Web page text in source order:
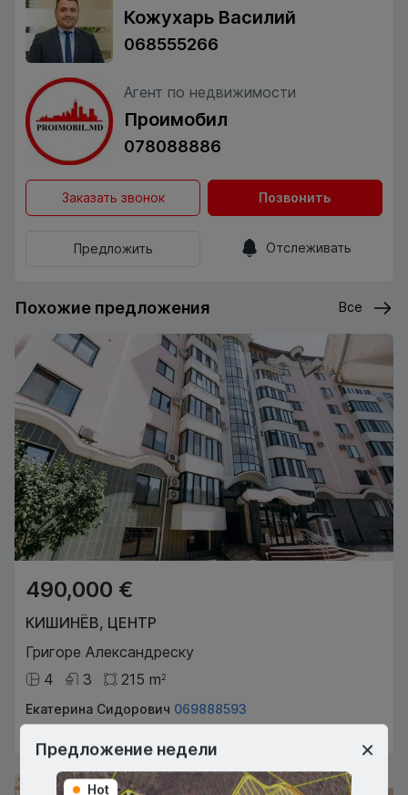
Кожухарь Василий
068555266
Агент по недвижимости
Проимобил
078088886
Заказать звонок Позвонить
Предложить Отслеживать
Похожие предложения Все
490,000 €
КИШИНЁВ, ЦЕНТР
Григоре Александреску
4
3 215 m2
Екатерина Сидорович 069888593
Агент по недвижимости
Предложение недели
Hot Hot